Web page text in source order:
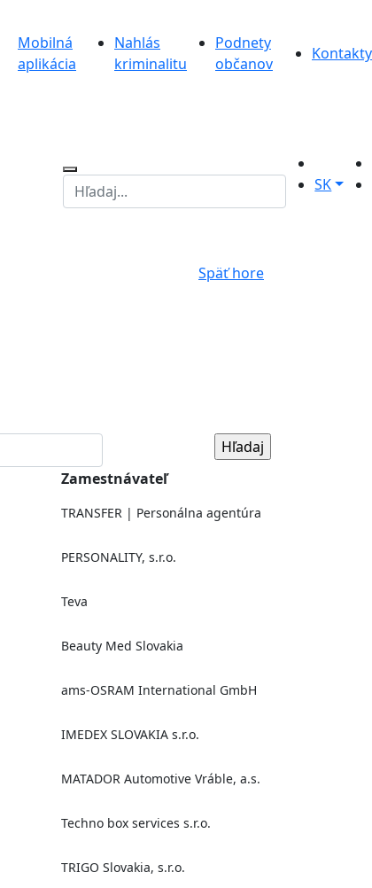
Mobilná
aplikácia
Nahlás
kriminalitu
Podnety
občanov
Kontakty
SK
Späť hore
Zamestnávateľ
TRANSFER | Personálna agentúra
PERSONALITY, s.r.o.
Teva
Beauty Med Slovakia
ams-OSRAM International GmbH
IMEDEX SLOVAKIA s.r.o.
MATADOR Automotive Vráble, a.s.
Techno box services s.r.o.
TRIGO Slovakia, s.r.o.